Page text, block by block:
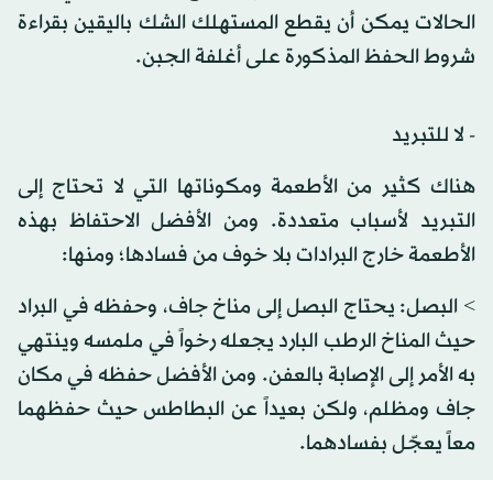
الحالات يمكن أن يقطع المستهلك الشك باليقين بقراءة
شروط الحفظ المذكورة على أغلفة الجبن.
- لا للتبريد
هناك كثير من الأطعمة ومكوناتها التي لا تحتاج إلى
التبريد لأسباب متعددة. ومن الأفضل الاحتفاظ بهذه
الأطعمة خارج البرادات بلا خوف من فسادها؛ ومنها:
> البصل: يحتاج البصل إلى مناخ جاف، وحفظه في البراد
حيث المناخ الرطب البارد يجعله رخواً في ملمسه وينتهي
به الأمر إلى الإصابة بالعفن. ومن الأفضل حفظه في مكان
جاف ومظلم، ولكن بعيداً عن البطاطس حيث حفظهما
معاً يعجّل بفسادهما.